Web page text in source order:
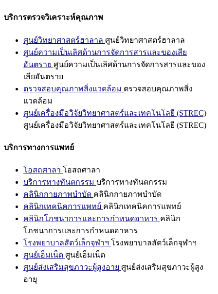
บริการตรวจวิเคราะห์คุณภาพ
ศูนย์วิทยาศาสตร์ฮาลาล ศูนย์วิทยาศาสตร์ฮาลาล
ศูนย์ความเป็นเลิศด้านการจัดการสารและของเสีย
อันตราย ศูนย์ความเป็นเลิศด้านการจัดการสารและของ
เสียอันตราย
ตรวจสอบคุณภาพสิ่งแวดล้อม ตรวจสอบคุณภาพสิ่ง
แวดล้อม
ศูนย์เครื่องมือวิจัยวิทยาศาสตร์และเทคโนโลยี (STREC)
ศูนย์เครื่องมือวิจัยวิทยาศาสตร์และเทคโนโลยี (STREC)
บริการทางการแพทย์
โอสถศาลา โอสถศาลา
บริการทางทันตกรรม บริการทางทันตกรรม
คลินิกกายภาพบำบัด คลินิกกายภาพบำบัด
คลินิกเทคนิคการแพทย์ คลินิกเทคนิคการแพทย์
คลินิกโภชนาการและการกำหนดอาหาร คลินิก
โภชนาการและการกำหนดอาหาร
โรงพยาบาลสัตว์เล็กจุฬาฯ โรงพยาบาลสัตว์เล็กจุฬาฯ
ศูนย์เอ็มเน็ต ศูนย์เอ็มเน็ต
ศูนย์ส่งเสริมสุขภาวะผู้สูงอายุ ศูนย์ส่งเสริมสุขภาวะผู้สูง
อายุ